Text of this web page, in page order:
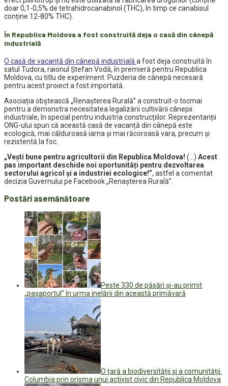
doar 0,1-0,5% de tetrahidrocanabinol (THC), în timp ce canabisul
conține 12-80% THC).
În Republica Moldova a fost construită deja o casă din cânepă
industrială
O casă de vacanță din cânepă industrială a fost deja construită în
satul Tudora, raionul Ștefan Vodă, în premieră pentru Republica
Moldova, cu titlu de experiment. Puzderia de cânepă necesară
pentru acest proiect a fost importată.
Asociația obștească „Renașterea Rurală” a construit-o tocmai
pentru a demonstra necesitatea legalizării cultivării cânepii
industriale, în special pentru industria construcțiilor. Reprezentanții
ONG-ului spun că această casă de vacanță din cânepă este
ecologică, mai călduroasă iarna și mai răcoroasă vara, precum și
rezistentă la foc.
„Vești bune pentru agricultorii din Republica Moldova! (…) Acest
pas important deschide noi oportunități pentru dezvoltarea
sectorului agricol și a industriei ecologice!”, astfel a comentat
decizia Guvernului pe Facebook „Renașterea Rurală”.
Postări asemănătoare
Peste 330 de păsări și-au primit
„pașaportul” în urma inelării din această primăvară
O țară a biodiversității și a comunității.
Columbia prin prisma unui activist civic din Republica Moldova